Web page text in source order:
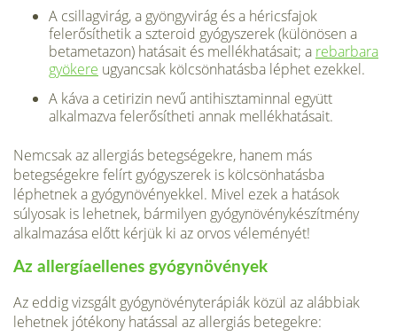
A csillagvirág, a gyöngyvirág és a héricsfajok
felerősíthe­tik a szteroid gyógyszerek (különösen a
betametazon) ha­tásait és mellékhatásait; a rebarbara
gyökere ugyancsak kölcsönhatásba léphet ezekkel.
A káva a cetirizin nevű antihisztaminnal együtt
alkalmaz­va felerősítheti annak mellékhatásait.
Nemcsak az allergiás betegségekre, hanem más
betegségek­re felírt gyógyszerek is kölcsönhatásba
léphetnek a gyógynövé­nyekkel. Mivel ezek a hatások
súlyosak is lehetnek, bármilyen gyógynövénykészítmény
alkalmazása előtt kérjük ki az orvos véleményét!
Az allergíaellenes gyógynövények
Az eddig vizsgált gyógynövényterápiák közül az alábbiak
lehetnek jótékony hatással az allergiás betegekre: